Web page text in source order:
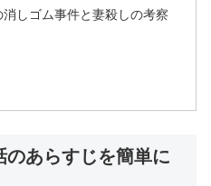
消しゴム事件と妻殺しの考察
のあらすじを簡単に